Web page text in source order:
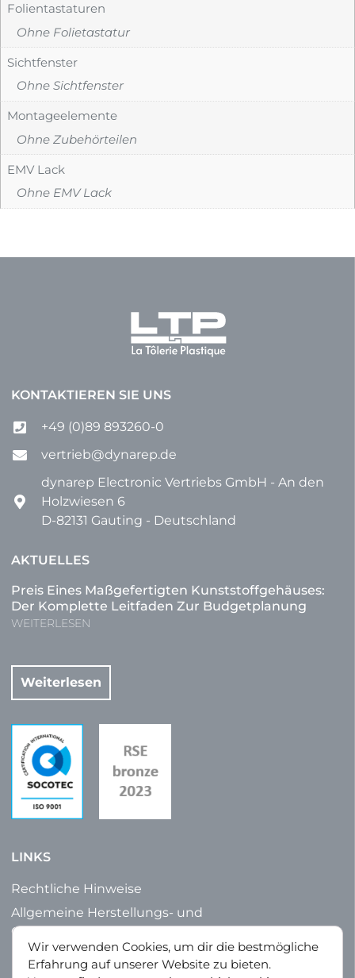
Folientastaturen
Ohne Folietastatur
Sichtfenster
Ohne Sichtfenster
Montageelemente
Ohne Zubehörteilen
EMV Lack
Ohne EMV Lack
KONTAKTIEREN SIE UNS
+49 (0)89 893260-0
vertrieb@dynarep.de
dynarep Electronic Vertriebs GmbH - An den
Holzwiesen 6
D-82131 Gauting - Deutschland
AKTUELLES
Preis Eines Maßgefertigten Kunststoffgehäuses:
Der Komplette Leitfaden Zur Budgetplanung
WEITERLESEN
Weiterlesen
LINKS
Rechtliche Hinweise
Allgemeine Herstellungs- und
Geschäftsbedingungen
Datenschutz
Wir verwenden Cookies, um dir die bestmögliche
Erfahrung auf unserer Website zu bieten.